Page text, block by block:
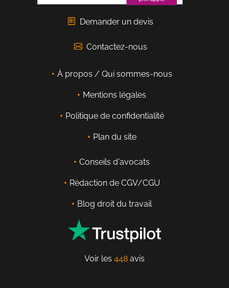
Demander un devis
Contactez-nous
À propos / Qui sommes-nous
Mentions légales
Politique de confidentialité
Plan du site
Conseils d'avocats
Rédaction de CGV/CGU
Blog droit du travail
Voir les 448 avis